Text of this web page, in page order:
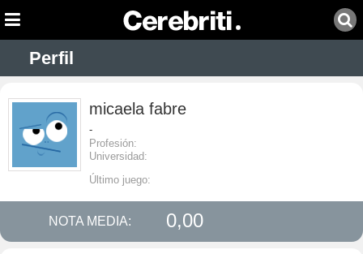
Perfil
micaela fabre
-
Profesión:
Universidad:
Último juego:
NOTA MEDIA: 0,00